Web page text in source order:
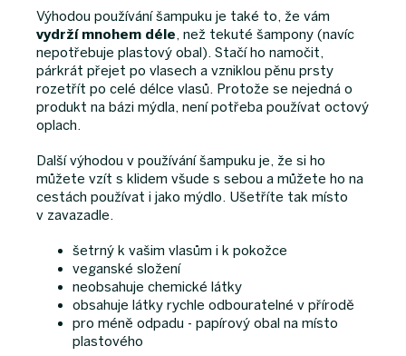
Výhodou používání šampuku je také to, že vám
vydrží mnohem déle, než tekuté šampony (navíc
nepotřebuje plastový obal). Stačí ho namočit,
párkrát přejet po vlasech a vzniklou pěnu prsty
rozetřít po celé délce vlasů. Protože se nejedná o
produkt na bázi mýdla, není potřeba používat octový
oplach.
Další výhodou v používání šampuku je, že si ho
můžete vzít s klidem všude s sebou a můžete ho na
cestách používat i jako mýdlo. Ušetříte tak místo
v zavazadle.
šetrný k vašim vlasům i k pokožce
veganské složení
neobsahuje chemické látky
obsahuje látky rychle odbouratelné v přírodě
pro méně odpadu - papírový obal na místo
plastového